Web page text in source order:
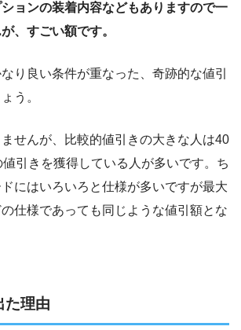
ョンの装着内容などもありますので一
、すごい額です。
り良い条件が重なった、奇跡的な値引
う。
せんが、比較的値引きの大きな人は40
引きを獲得している人が多いです。ち
にはいろいろと仕様が多いですが最大
仕様であっても同じような値引額とな
た理由